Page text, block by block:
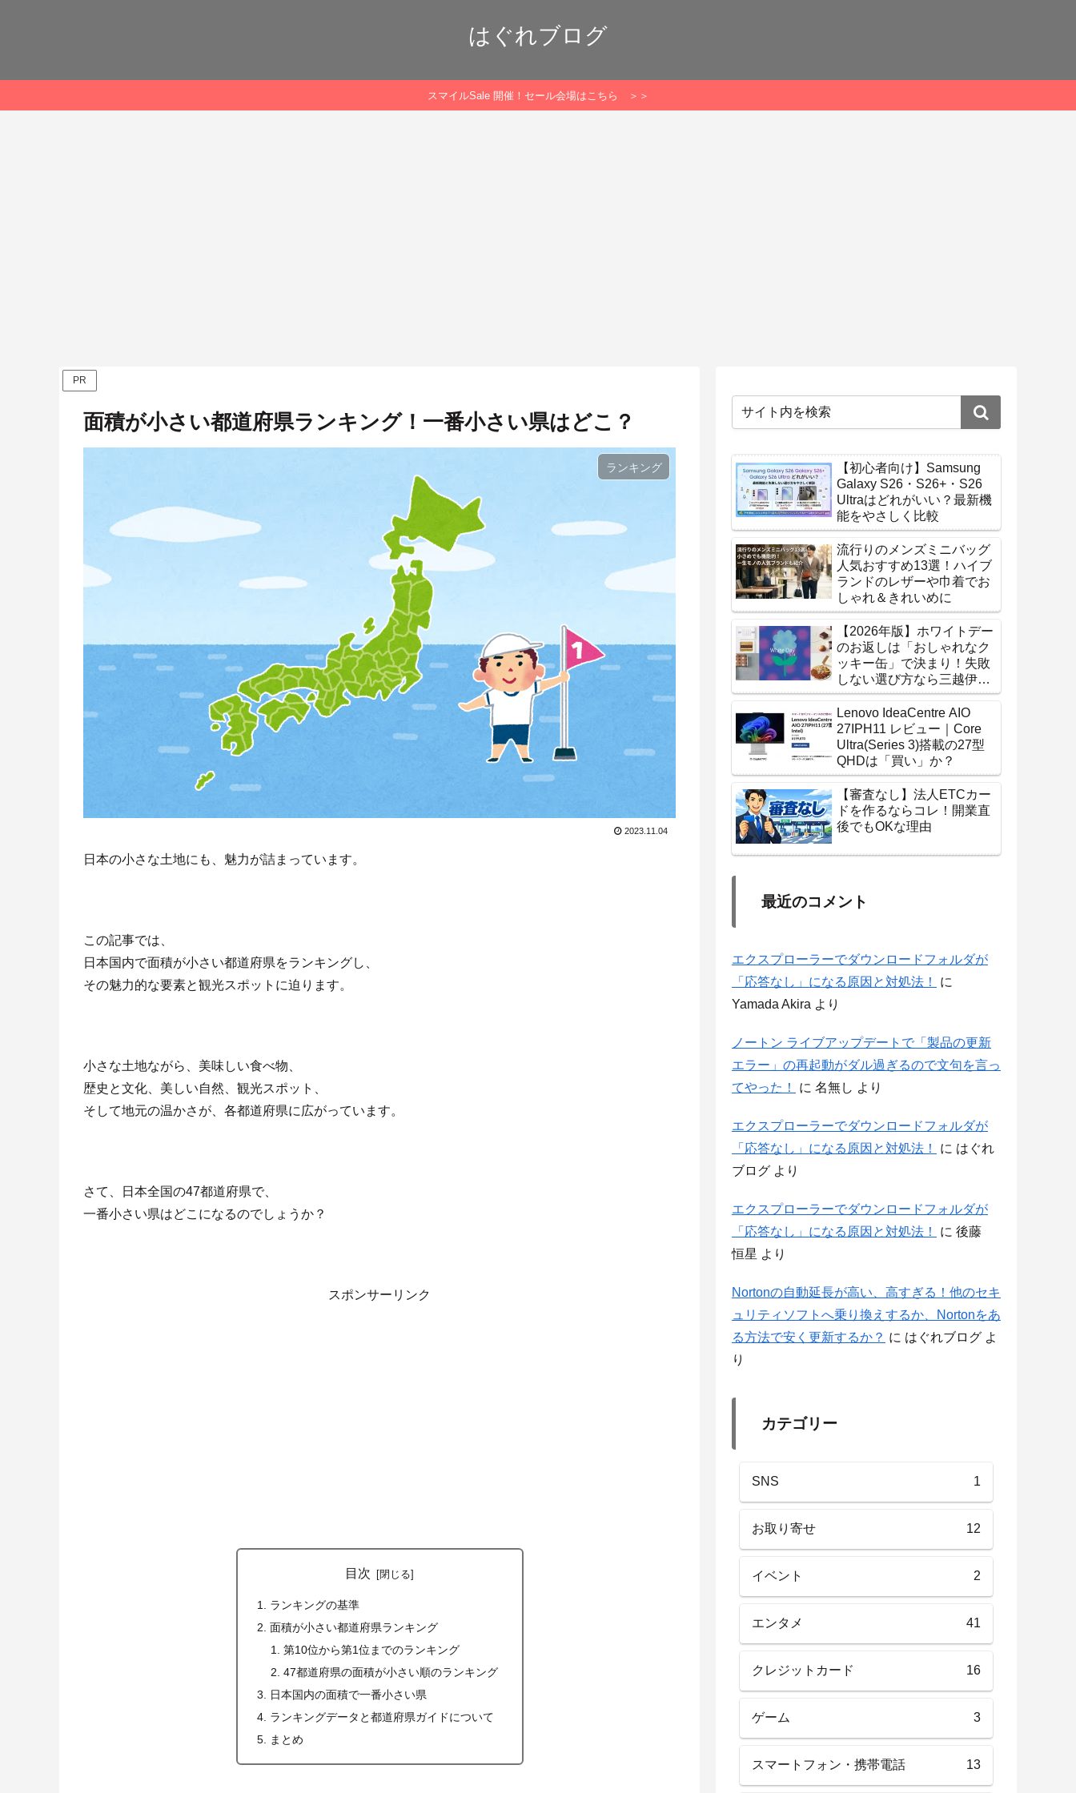
はぐれブログ
スマイルSale 開催！セール会場はこちら ＞＞
PR
面積が小さい都道府県ランキング！一番小さい県はどこ？
ランキング
2023.11.04
日本の小さな土地にも、魅力が詰まっています。
この記事では、
日本国内で面積が小さい都道府県をランキングし、
その魅力的な要素と観光スポットに迫ります。
小さな土地ながら、美味しい食べ物、
歴史と文化、美しい自然、観光スポット、
そして地元の温かさが、各都道府県に広がっています。
さて、日本全国の47都道府県で、
一番小さい県はどこになるのでしょうか？
スポンサーリンク
目次
ランキングの基準
面積が小さい都道府県ランキング
第10位から第1位までのランキング
47都道府県の面積が小さい順のランキング
日本国内の面積で一番小さい県
ランキングデータと都道府県ガイドについて
まとめ
【初心者向け】Samsung
Galaxy S26・S26+・S26
Ultraはどれがいい？最新機
能をやさしく比較
流行りのメンズミニバッグ
人気おすすめ13選！ハイブ
ランドのレザーや巾着でお
しゃれ＆きれいめに
【2026年版】ホワイトデー
のお返しは「おしゃれなク
ッキー缶」で決まり！失敗
しない選び方なら三越伊勢
丹オンラインストア
Lenovo IdeaCentre AIO
27IPH11 レビュー｜Core
Ultra(Series 3)搭載の27型
QHDは「買い」か？
【審査なし】法人ETCカー
ドを作るならコレ！開業直
後でもOKな理由
最近のコメント
エクスプローラーでダウンロードフォルダが
「応答なし」になる原因と対処法！
に
Yamada Akira より
ノートン ライブアップデートで「製品の更新
エラー」の再起動がダル過ぎるので文句を言っ
てやった！
に 名無し より
エクスプローラーでダウンロードフォルダが
「応答なし」になる原因と対処法！
に はぐれ
ブログ より
エクスプローラーでダウンロードフォルダが
「応答なし」になる原因と対処法！
に 後藤
恒星 より
Nortonの自動延長が高い、高すぎる！他のセキ
ュリティソフトへ乗り換えするか、Nortonをあ
る方法で安く更新するか？ に はぐれブログ よ
り
カテゴリー
SNS 1
お取り寄せ 12
イベント 2
エンタメ 41
クレジットカード 16
ゲーム 3
スマートフォン・携帯電話 13